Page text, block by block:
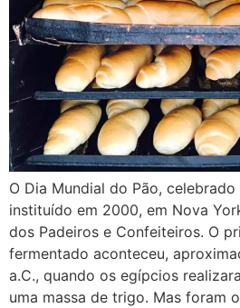
O Dia Mundial do Pão,
instituído em 2000, em Nova
dos Padeiros e Confeiteiros. O
fermentado aconteceu,
a.C., quando os egípcios
uma massa de trigo. Mas foram